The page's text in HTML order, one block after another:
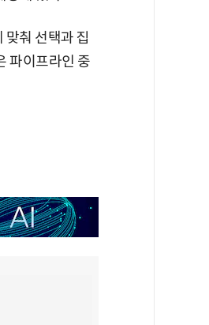
춰 선택과 집
파이프라인 중